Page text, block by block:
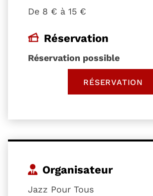
De 8 € à 15 €
Réservation
Réservation possible
RÉSERVATION
, OUVRE
Organisateur
Jazz Pour Tous